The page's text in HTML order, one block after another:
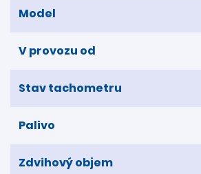
Model
V provozu od
Stav tachometru
Palivo
Zdvihový objem